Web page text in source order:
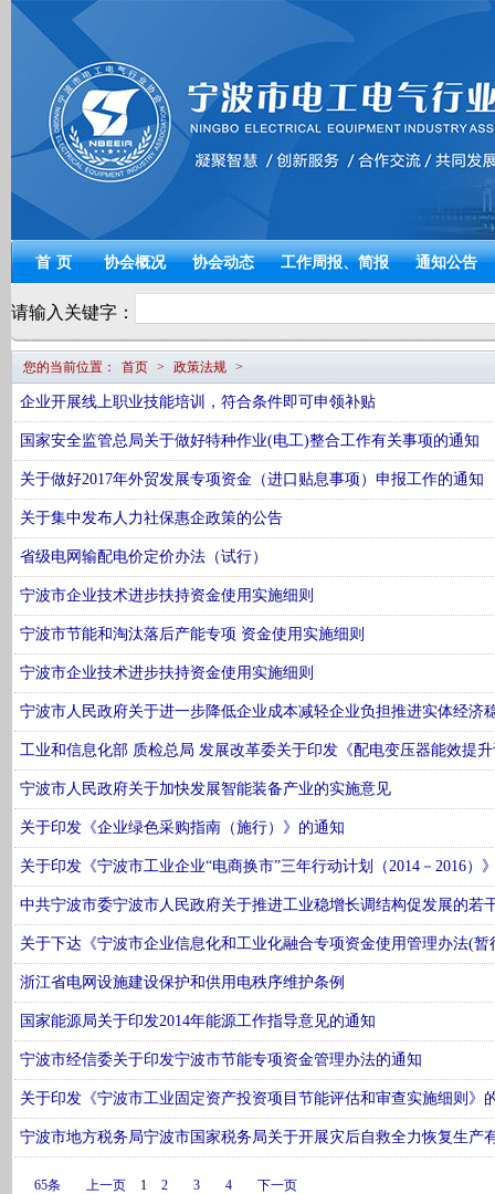
首页 协会概况 协会动态 工作周报、简报 通知公告
请输入关键字：
您的当前位置： 首页 > 政策法规 >
企业开展线上职业技能培训，符合条件即可申领补贴
国家安全监管总局关于做好特种作业(电工)整合工作有关事项的通知
关于做好2017年外贸发展专项资金（进口贴息事项）申报工作的通知
关于集中发布人力社保惠企政策的公告
省级电网输配电价定价办法（试行）
宁波市企业技术进步扶持资金使用实施细则
宁波市节能和淘汰落后产能专项 资金使用实施细则
宁波市企业技术进步扶持资金使用实施细则
宁波市人民政府关于进一步降低企业成本减轻企业负担推进实体经济
工业和信息化部 质检总局 发展改革委关于印发《配电变压器能效提
宁波市人民政府关于加快发展智能装备产业的实施意见
关于印发《企业绿色采购指南（施行）》的通知
关于印发《宁波市工业企业“电商换市”三年行动计划（2014－2016）
中共宁波市委宁波市人民政府关于推进工业稳增长调结构促发展的若
关于下达《宁波市企业信息化和工业化融合专项资金使用管理办法(暂
浙江省电网设施建设保护和供用电秩序维护条例
国家能源局关于印发2014年能源工作指导意见的通知
宁波市经信委关于印发宁波市节能专项资金管理办法的通知
关于印发《宁波市工业固定资产投资项目节能评估和审查实施细则》
宁波市地方税务局宁波市国家税务局关于开展灾后自救全力恢复生产
65条 上一页 1 2 3 4 下一页